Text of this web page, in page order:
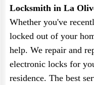
Locksmith in La
Whether you've
locked out of your
help. We repair and
electronic locks for
residence. The best